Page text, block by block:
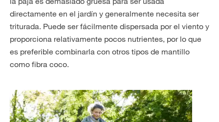
directamente en el jardín y generalmente necesita ser
triturada. Puede ser fácilmente dispersada por el viento y
proporciona relativamente pocos nutrientes, por lo que
es preferible combinarla con otros tipos de mantillo
como fibra coco.